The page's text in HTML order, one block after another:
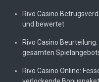
Rivo Casino
und bewertet
Rivo Casino
gesamten
Rivo Casino Online: